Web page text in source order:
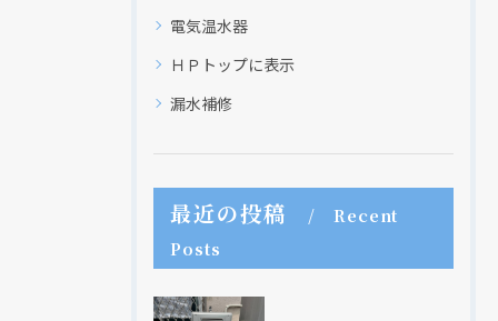
電気温水器
ＨＰトップに表示
漏水補修
最近の投稿
Recent
Posts